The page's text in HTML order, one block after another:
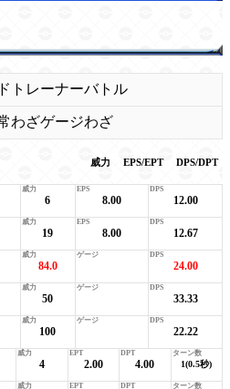
トレーナーバトル
わざゲージわざ
威力 EPS/EPT DPS/DPT
6 8.00 12.00
19 8.00 12.67
84.0 24.00
50 33.33
100 22.22
4 2.00 4.00 1(0.5秒)